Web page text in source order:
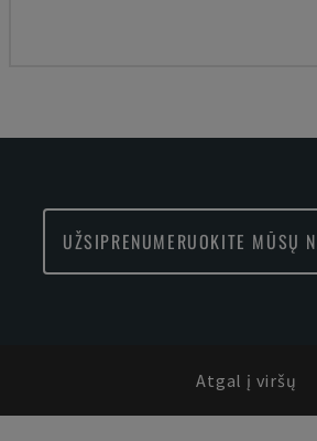
UŽSIPRENUMERUOKITE MŪSŲ
Atgal į viršų